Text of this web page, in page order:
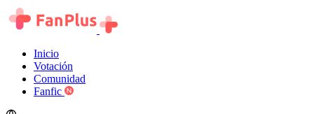
Inicio
Votación
Comunidad
Fanfic